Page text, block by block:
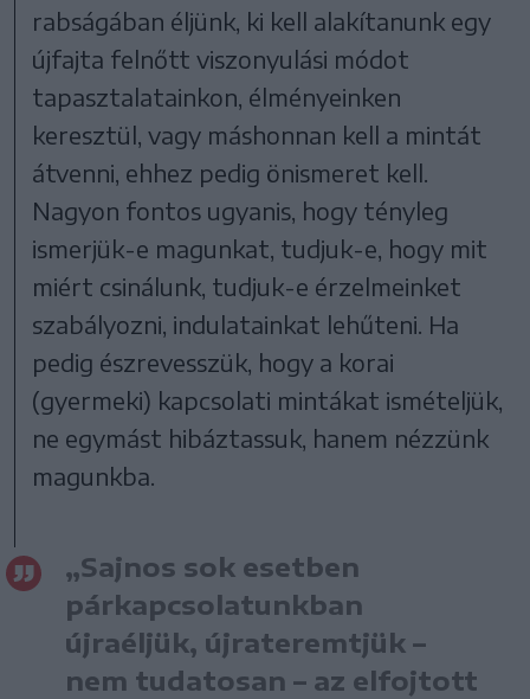
rabságában éljünk, ki kell alakítanunk egy
újfajta felnőtt viszonyulási módot
tapasztalatainkon, élményeinken
keresztül, vagy máshonnan kell a mintát
átvenni, ehhez pedig önismeret kell.
Nagyon fontos ugyanis, hogy tényleg
ismerjük-e magunkat, tudjuk-e, hogy mit
miért csinálunk, tudjuk-e érzelmeinket
szabályozni, indulatainkat lehűteni. Ha
pedig észrevesszük, hogy a korai
(gyermeki) kapcsolati mintákat ismételjük,
ne egymást hibáztassuk, hanem nézzünk
magunkba.
„Sajnos sok esetben
párkapcsolatunkban
újraéljük, újrateremtjük –
nem tudatosan – az elfojtott